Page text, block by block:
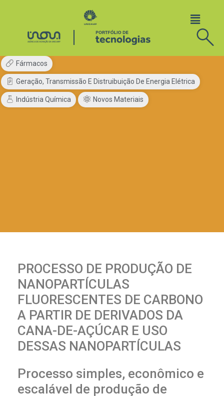
Fármacos
Geração, Transmissão E Distruibuição De Energia Elétrica
Indústria Química Novos Materiais
PROCESSO DE PRODUÇÃO DE
NANOPARTÍCULAS
FLUORESCENTES DE CARBONO
A PARTIR DE DERIVADOS DA
CANA-DE-AÇÚCAR E USO
DESSAS NANOPARTÍCULAS
Processo simples, econômico e
escalável de produção de